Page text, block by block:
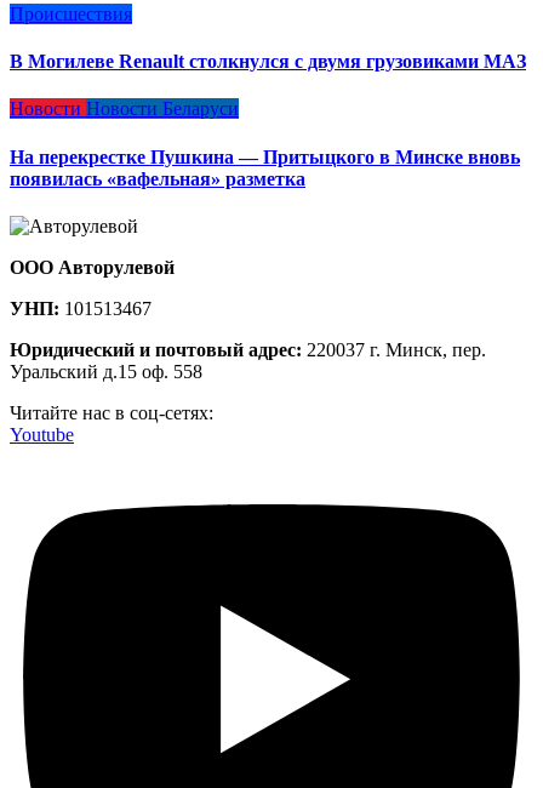
Происшествия
В Могилеве Renault столкнулся с двумя грузовиками МАЗ
Новости Новости Беларуси
На перекрестке Пушкина — Притыцкого в Минске вновь
появилась «вафельная» разметка
ООО Авторулевой
УНП: 101513467
Юридический и почтовый адрес: 220037 г. Минск, пер.
Уральский д.15 оф. 558
Читайте нас в соц-сетях:
Youtube